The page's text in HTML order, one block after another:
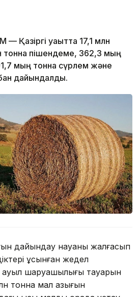
Қазіргі уақытта 17,1 млн
тонна пішендеме, 362,3 мың
мың тонна сүрлем және
дайындалды.
дайындау науқаны жалғасып
ұсынған жедел
ауыл шаруашылығы тауарын
тонна мал азығын